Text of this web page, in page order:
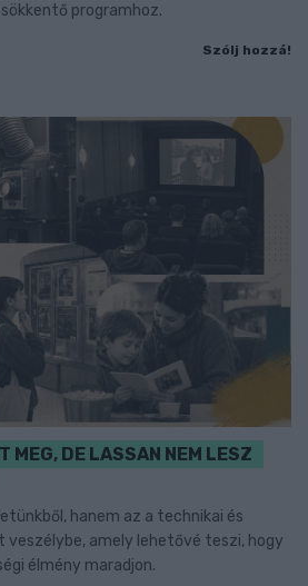
programhoz.
Szólj hozzá!
MEG, DE LASSAN NEM LESZ
hanem az a technikai és
amely lehetővé teszi, hogy
élmény maradjon.